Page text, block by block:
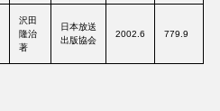
沢田
隆治
著
日本放送
出版協会
2002.6 779.9